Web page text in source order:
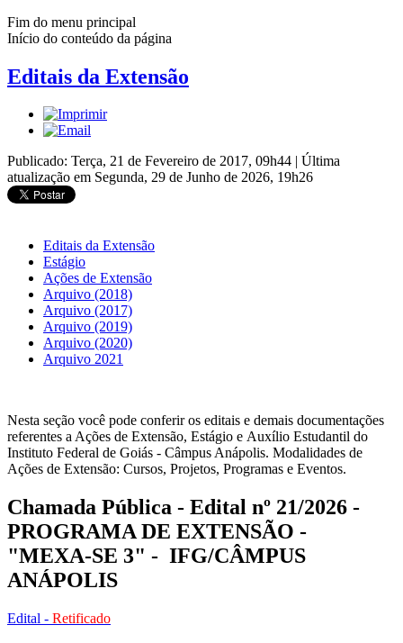
Fim do menu principal
Início do conteúdo da página
Editais da Extensão
Publicado: Terça, 21 de Fevereiro de 2017, 09h44 | Última
atualização em Segunda, 29 de Junho de 2026, 19h26
Editais da Extensão
Estágio
Ações de Extensão
Arquivo (2018)
Arquivo (2017)
Arquivo (2019)
Arquivo (2020)
Arquivo 2021
Nesta seção você pode conferir os editais e demais documentações
referentes a Ações de Extensão, Estágio e Auxílio Estudantil do
Instituto Federal de Goiás - Câmpus Anápolis. Modalidades de
Ações de Extensão: Cursos, Projetos, Programas e Eventos.
Chamada Pública - Edital nº 21/2026 -
PROGRAMA DE EXTENSÃO -
"MEXA-SE 3" - IFG/CÂMPUS
ANÁPOLIS
Edital - Retificado